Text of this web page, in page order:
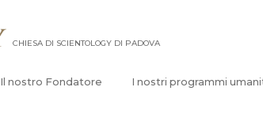
CHIESA DI SCIENTOLOGY DI PADOVA
Il nostro Fondatore I nostri programmi